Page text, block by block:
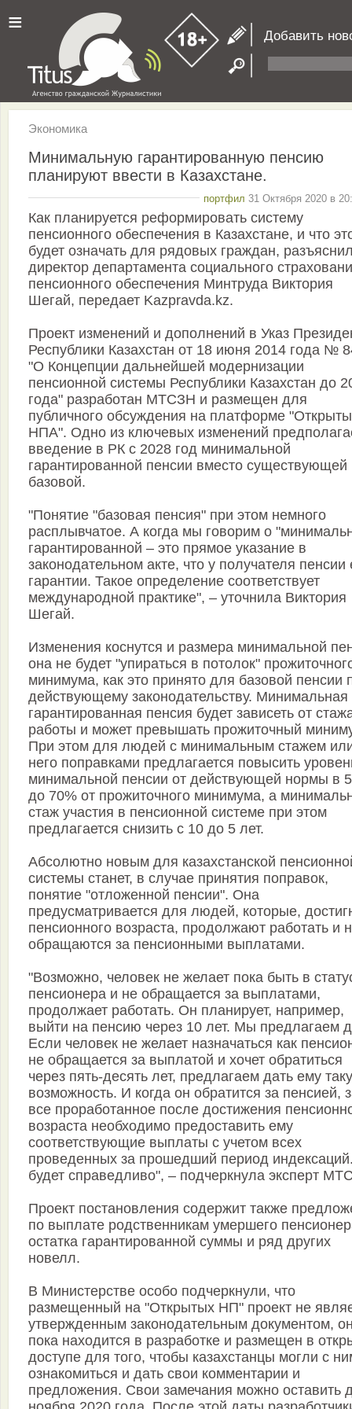
≡ Добавить
Экономика
Минимальную гарантированную пенсию
планируют ввести в Казахстане.
портфил 31 Октября 2020 в
Как планируется реформировать систему
пенсионного обеспечения в Казахстане, и что
будет означать для рядовых граждан,
директор департамента социального
пенсионного обеспечения Минтруда Виктория
Шегай, передает Kazpravda.kz.
Проект изменений и дополнений в Указ
Республики Казахстан от 18 июня 2014 года №
"О Концепции дальнейшей модернизации
пенсионной системы Республики Казахстан до
года" разработан МТСЗН и размещен для
публичного обсуждения на платформе
НПА". Одно из ключевых изменений
введение в РК с 2028 год минимальной
гарантированной пенсии вместо существующей
базовой.
"Понятие "базовая пенсия" при этом немного
расплывчатое. А когда мы говорим о
гарантированной – это прямое указание в
законодательном акте, что у получателя пенсии
гарантии. Такое определение соответствует
международной практике", – уточнила Виктория
Шегай.
Изменения коснутся и размера минимальной
она не будет "упираться в потолок"
минимума, как это принято для базовой пенсии
действующему законодательству. Минимальная
гарантированная пенсия будет зависеть от
работы и может превышать прожиточный
При этом для людей с минимальным стажем
него поправками предлагается повысить
минимальной пенсии от действующей нормы в
до 70% от прожиточного минимума, а
стаж участия в пенсионной системе при этом
предлагается снизить с 10 до 5 лет.
Абсолютно новым для казахстанской
системы станет, в случае принятия поправок,
понятие "отложенной пенсии". Она
предусматривается для людей, которые,
пенсионного возраста, продолжают работать и
обращаются за пенсионными выплатами.
"Возможно, человек не желает пока быть в
пенсионера и не обращается за выплатами,
продолжает работать. Он планирует, например,
выйти на пенсию через 10 лет. Мы предлагаем
Если человек не желает назначаться как
не обращается за выплатой и хочет обратиться
через пять-десять лет, предлагаем дать ему
возможность. И когда он обратится за пенсией,
все проработанное после достижения
возраста необходимо предоставить ему
соответствующие выплаты с учетом всех
проведенных за прошедший период
будет справедливо", – подчеркнула эксперт
Проект постановления содержит также
по выплате родственникам умершего
остатка гарантированной суммы и ряд других
новелл.
В Министерстве особо подчеркнули, что
размещенный на "Открытых НП" проект не
утвержденным законодательным документом,
пока находится в разработке и размещен в
доступе для того, чтобы казахстанцы могли с
ознакомиться и дать свои комментарии и
предложения. Свои замечания можно оставить